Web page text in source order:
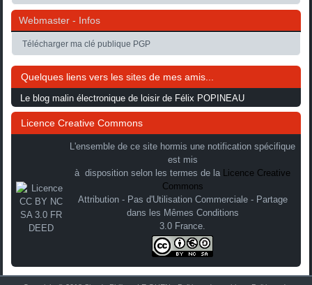
Webmaster - Infos
Télécharger ma clé publique PGP
Quelques liens vers les sites de mes amis...
Le blog malin électronique de loisir de Félix POPINEAU
Licence Creative Commons
L'ensemble de ce site hormis une notification spécifique
est mis
à disposition selon les termes de la Licence Creative
Commons
Attribution - Pas d'Utilisation Commerciale - Partage
dans les Mêmes Conditions
3.0 France.